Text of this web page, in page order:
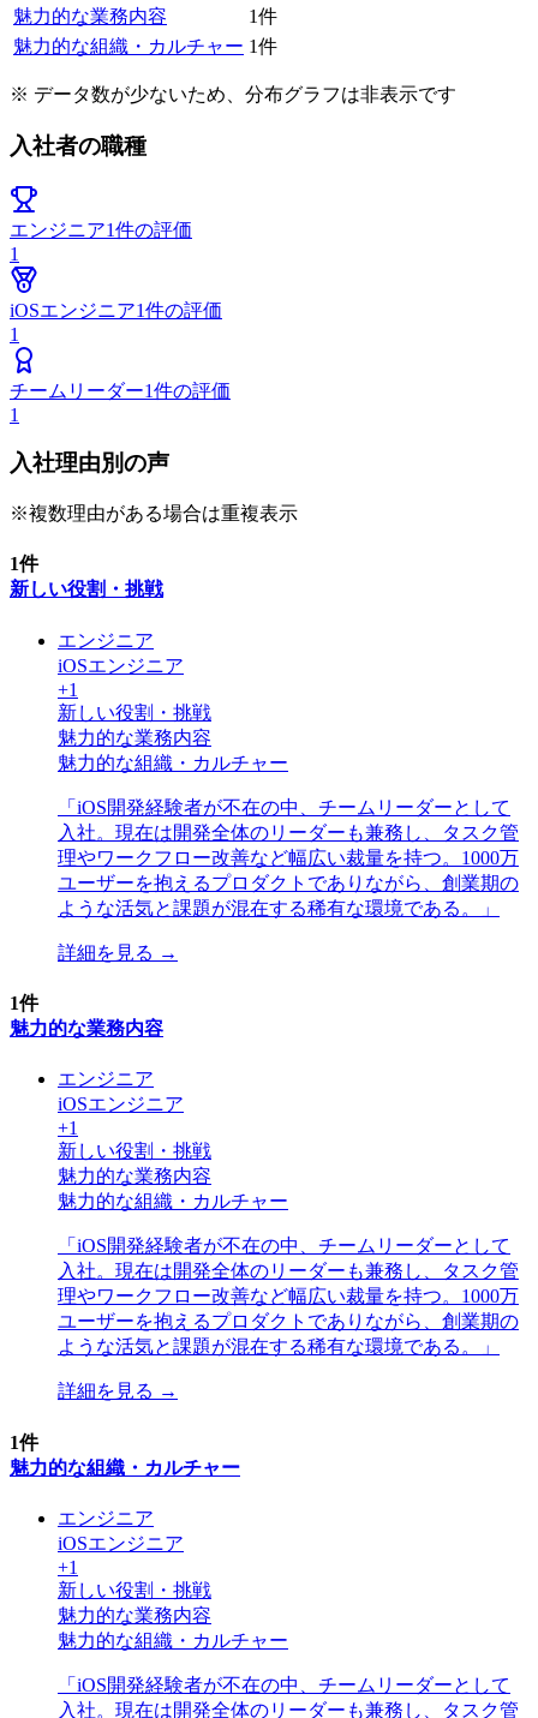
魅力的な業務内容
1件
魅力的な組織・カルチャー 1件
※ データ数が少ないため、分布グラフは非表示です
入社者の職種
エンジニア1件の評価
1
iOSエンジニア1件の評価
1
チームリーダー1件の評価
1
入社理由別の声
※複数理由がある場合は重複表示
1件
新しい役割・挑戦
エンジニア
iOSエンジニア
+1
新しい役割・挑戦
魅力的な業務内容
魅力的な組織・カルチャー
「 iOS開発経験者が不在の中、チームリーダーとして
入社。現在は開発全体のリーダーも兼務し、タスク管
理やワークフロー改善など幅広い裁量を持つ。1000万
ユーザーを抱えるプロダクトでありながら、創業期の
ような活気と課題が混在する稀有な環境である。
」
詳細を見る →
1件
魅力的な業務内容
エンジニア
iOSエンジニア
+1
新しい役割・挑戦
魅力的な業務内容
魅力的な組織・カルチャー
「 iOS開発経験者が不在の中、チームリーダーとして
入社。現在は開発全体のリーダーも兼務し、タスク管
理やワークフロー改善など幅広い裁量を持つ。1000万
ユーザーを抱えるプロダクトでありながら、創業期の
ような活気と課題が混在する稀有な環境である。
」
詳細を見る →
1件
魅力的な組織・カルチャー
エンジニア
iOSエンジニア
+1
新しい役割・挑戦
魅力的な業務内容
魅力的な組織・カルチャー
「 iOS開発経験者が不在の中、チームリーダーとして
入社。現在は開発全体のリーダーも兼務し、タスク管